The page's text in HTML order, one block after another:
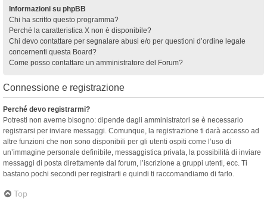
Informazioni su phpBB
Chi ha scritto questo programma?
Perché la caratteristica X non è disponibile?
Chi devo contattare per segnalare abusi e/o per questioni d’ordine legale
concernenti questa Board?
Come posso contattare un amministratore del Forum?
Connessione e registrazione
Perché devo registrarmi?
Potresti non averne bisogno: dipende dagli amministratori se è necessario
registrarsi per inviare messaggi. Comunque, la registrazione ti darà accesso ad
altre funzioni che non sono disponibili per gli utenti ospiti come l’uso di
un’immagine personale definibile, messaggistica privata, la possibilità di inviare
messaggi di posta direttamente dal forum, l’iscrizione a gruppi utenti, ecc. Ti
bastano pochi secondi per registrarti e quindi ti raccomandiamo di farlo.
Top